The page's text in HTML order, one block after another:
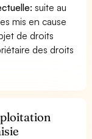
suite au
mis en cause
de droits
des droits